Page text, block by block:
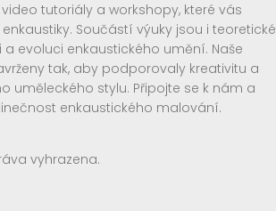
tutoriály a workshopy, které vás
Součástí výuky jsou i teoretické
evoluci enkaustického umění. Naše
tak, aby podporovaly kreativitu a
uměleckého stylu. Připojte se k nám a
enkaustického malování.
vyhrazena.